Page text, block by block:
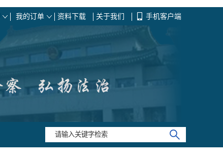
我的订单 资料下载 关于我们 手机客户端